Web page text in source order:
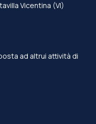
Vicentina (VI)
ad altrui attività di